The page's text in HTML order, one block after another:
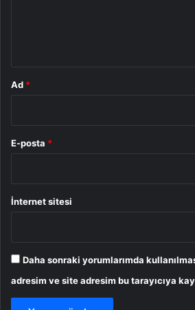
Ad *
E-posta *
İnternet sitesi
Daha sonraki yorumlarımda
adresim ve site adresim bu tarayıcıya